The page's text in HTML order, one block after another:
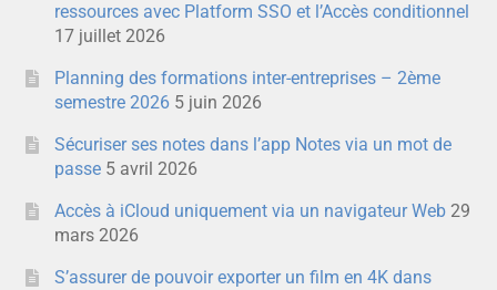
ressources avec Platform SSO et l’Accès conditionnel
17 juillet 2026
Planning des formations inter-entreprises – 2ème
semestre 2026 5 juin 2026
Sécuriser ses notes dans l’app Notes via un mot de
passe 5 avril 2026
Accès à iCloud uniquement via un navigateur Web 29
mars 2026
S’assurer de pouvoir exporter un film en 4K dans